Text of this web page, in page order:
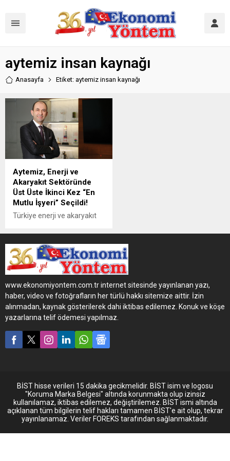
aytemiz insan kaynağı
Anasayfa Etiket: aytemiz insan kaynağı
Aytemiz, Enerji ve
Akaryakıt Sektöründe
Üst Üste İkinci Kez “En
Mutlu İşyeri” Seçildi!
Türkiye enerji ve akaryakıt
markalarından Aytemiz,
Happy Place to Work
tarafından gerçekleştirilen
“Türkiye’nin En Mutlu
İşyerleri” araştırmasında üst
üste ikinci kez sektörünün
en mutlu işyeri seçilerek,
“Mükemmel Çalışan
Deneyimi Ödülü” sahibi oldu.
www.ekonomiyontem.com.tr internet sitesinde yayınlanan yazı,
haber, video ve fotoğrafların her türlü hakkı sitemize aittir. İzin
alınmadan, kaynak gösterilerek dahi iktibas edilemez. Konuk ve köşe
yazarlarına telif ödemesi yapılmaz.
BİST hisse verileri 15 dakika gecikmelidir. BİST isim ve logosu
"Koruma Marka Belgesi" altında korunmakta olup izinsiz
kullanılamaz, iktibas edilemez, değiştirilemez. BİST ismi altında
açıklanan tüm bilgilerin telif hakları tamamen BİST'e ait olup, tekrar
yayınlanamaz. Veriler FOREKS tarafından sağlanmaktadır.